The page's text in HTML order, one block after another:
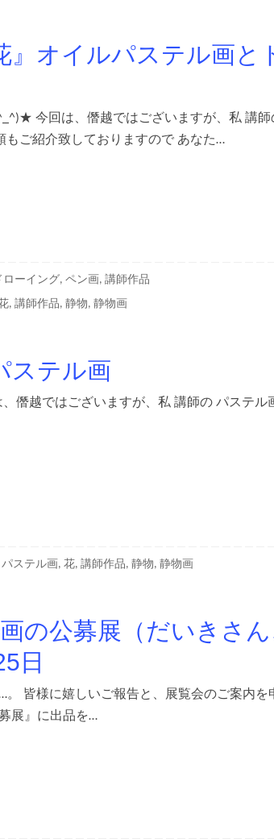
』オイルパステル画と
今回は、僭越ではございますが、私 講師
もご紹介致しておりますので あなた…
ローイング, ペン画, 講師作品
,講師作品,静物,静物画
ステル画
越ではございますが、私 講師の パステル
パステル画,花,講師作品,静物,静物画
の公募展（だいきさん
日
皆様に嬉しいご報告と、展覧会のご案内を
展』に出品を…